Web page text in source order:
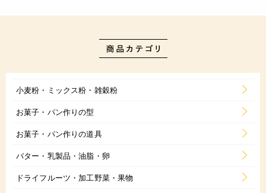
小麦粉・ミックス粉・雑穀粉
お菓子・パン作りの型
お菓子・パン作りの道具
バター・乳製品・油脂・卵
ドライフルーツ・加工野菜・果物